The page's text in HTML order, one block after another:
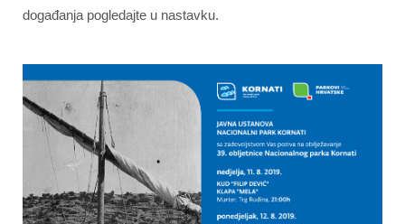
događanja pogledajte u nastavku.